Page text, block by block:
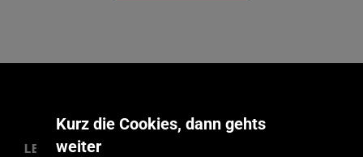
LEO’S
Kurz die Cookies, dann gehts
weiter